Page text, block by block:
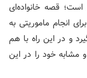
قصه‌ خانواده‌ای
انجام ماموریتی به
و در این راه با هم
مشابه خود را در این